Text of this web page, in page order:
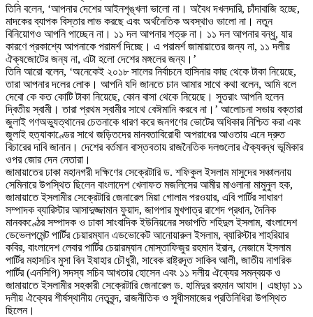
তিনি বলেন, ‘আপনার দেশের আইনশৃঙ্খলা ভালো না। অবৈধ দখলদারি, চাঁদাবাজি হচ্ছে,
মাদকের ব্যাপক বিস্তার লাভ করছে এবং অর্থনৈতিক অবস্থাও ভালো না। নতুন
বিনিয়োগও আপনি পাচ্ছেন না। ১১ দল আপনার শত্রু না। ১১ দল আপনার বন্ধু, যার
কারণে প্রকাশ্যে আপনাকে পরামর্শ দিচ্ছে। এ পরামর্শ জামায়াতের জন্য না, ১১ দলীয়
ঐক্যজোটের জন্য না, এটা হলো দেশের মঙ্গলের জন্য।’
তিনি আরো বলেন, ‘অনেকেই ২০১৮ সালের নির্বাচনে হাসিনার কাছ থেকে টাকা নিয়েছে,
তারা আপনার দলের লোক। আপনি যদি জানতে চান আমার সাথে কথা বলেন, আমি বলে
দেবো কে কত কোটি টাকা নিয়েছে, কোন বাসা থেকে নিয়েছে। সুতরাং আপনি হলেন
দ্বিতীয় স্বামী। তারা প্রথম স্বামীর সাথে বেঈমানি করবে না।’ আলোচনা সভায় বক্তারা
জুলাই গণঅভ্যুত্থানের চেতনাকে ধারণ করে জনগণের ভোটের অধিকার নিশ্চিত করা এবং
জুলাই হত্যাকাণ্ডের সাথে জড়িতদের মানবতাবিরোধী অপরাধের আওতায় এনে দ্রুত
বিচারের দাবি জানান। দেশের বর্তমান বাস্তবতায় রাজনৈতিক দলগুলোর ঐক্যবদ্ধ ভূমিকার
ওপর জোর দেন নেতারা।
জামায়াতের ঢাকা মহানগরী দক্ষিণের সেক্রেটারি ড. শফিকুল ইসলাম মাসুদের সঞ্চালনায়
সেমিনারে উপস্থিত ছিলেন বাংলাদেশ খেলাফত মজলিসের আমীর মাওলানা মামুনুল হক,
জামায়াতে ইসলামীর সেক্রেটারি জেনারেল মিয়া গোলাম পরওয়ার, এবি পার্টির সাধারণ
সম্পাদক ব্যারিস্টার আসাদুজ্জামান ফুয়াদ, জাগপার মুখপাত্র রাশেদ প্রধান, দৈনিক
মানবকণ্ঠের সম্পাদক ও ঢাকা সাংবাদিক ইউনিয়নের সভাপতি শহিদুল ইসলাম, বাংলাদেশ
ডেভেলপমেন্ট পার্টির চেয়ারম্যান এডভোকেট আনোয়ারুল ইসলাম, ব্যারিস্টার শাহরিয়ার
কবির, বাংলাদেশ লেবার পার্টির চেয়ারম্যান মোস্তাফিজুর রহমান ইরান, নেজামে ইসলাম
পার্টির মহাসচিব মুসা বিন ইযাহার চৌধুরী, সাবেক রাষ্ট্রদূত সাকিব আলী, জাতীয় নাগরিক
পার্টির (এনসিপি) সদস্য সচিব আখতার হোসেন এবং ১১ দলীয় ঐক্যের সমন্বয়ক ও
জামায়াতে ইসলামীর সহকারী সেক্রেটারি জেনারেল ড. হামিদুর রহমান আযাদ। এছাড়া ১১
দলীয় ঐক্যের শীর্ষস্থানীয় নেতৃবৃন্দ, রাজনীতিক ও সুধীসমাজের প্রতিনিধিরা উপস্থিত
ছিলেন।